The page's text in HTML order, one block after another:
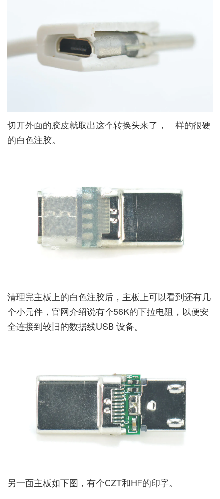
切开外面的胶皮就取出这个转换头来了，一样的很硬
的白色注胶。
清理完主板上的白色注胶后，主板上可以看到还有几
个小元件，官网介绍说有个56K的下拉电阻，以便安
全连接到较旧的数据线USB 设备。
另一面主板如下图，有个CZT和HF的印字。